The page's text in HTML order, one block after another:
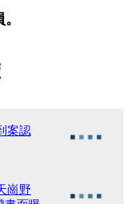
案認
崗野